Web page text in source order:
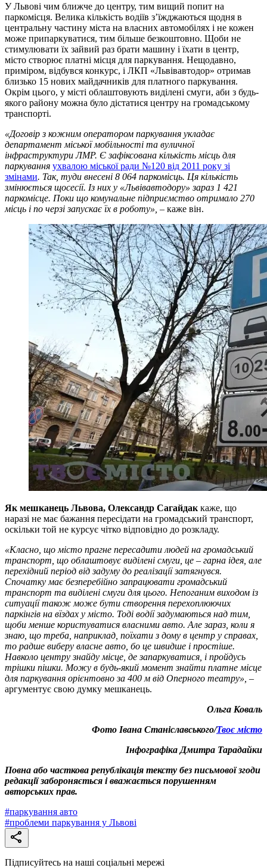
У Львові чим ближче до центру, тим вищий попит на
паркомісця. Велика кількість водіїв з’їжджаються щодня в
центральну частину міста на власних автомобілях і не кожен
може припаркуватися, тим більше безкоштовно. Щоби не
стимулювати їх зайвий раз брати машину і їхати в центр,
місто створює платні місця для паркування. Нещодавно,
приміром, відбувся конкурс, і ЛКП «Львівавтодор» отримав
близько 15 нових майдачників для платного паркування.
Окрім цього, у місті облаштовують виділені смуги, аби з будь-
якого району можна було дістатися центру на громадському
транспорті.
«Договір з кожним оператором паркування укладає
департамент міської мобільності та вуличної
інфраструктури ЛМР. Є зафіксована кількість місць для
паркування ухвалою міської ради №120 від 2011 року зі
змінами. Так, туди внесені 8 064 паркомісць. Ця кількість
змінюється щосесії. Із них у «Львівавтодору» зараз 1 421
паркомісце. Поки що комунальне підприємство отримало 270
місць і по черзі запускає їх в роботу», – каже він.
Як мешканець Львова, Олександр Сагайдак каже, що
наразі не має бажання пересідати на громадський транспорт,
оскільки той не курсує чітко відповідно до розкладу.
«Класно, що місто прагне пересадити людей на громадський
транспорт, що облаштовує виділені смуги, це – гарна ідея, але
перехідний період від задуму до реалізації затягнувся.
Спочатку має безперебійно запрацювати громадський
транспорт та виділені смуги для цього. Непоганим виходом із
ситуації також може бути створення перехоплюючих
паркінгів на вїздах у місто. Тоді водії задумаються над тим,
щоби менше користуватися власними авто. Але зараз, коли я
знаю, що треба, наприклад, поїхати з дому в центр у справах,
то радше виберу власне авто, бо це швидше і простіше.
Навколо центру знайду місце, де запаркуватися, і пройдусь
трішки пішки. Можу в будь-який момент знайти платне місце
для паркування орієнтовно за 400 м від Оперного театру», –
аргументує свою думку мешканець.
Ольга Коваль
Фото Івана Станіславського/Твоє місто
Інфографіка Дмитра Тарадайки
Повна або часткова републікація тексту без письмової згоди
редакції забороняється і вважається порушенням
авторських прав.
#паркування авто
#проблеми паркування у Львові
Підписуйтесь на наші соціальні мережі